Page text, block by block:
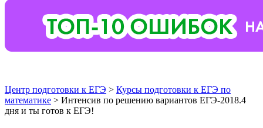
Центр подготовки к ЕГЭ > Курсы подготовки к ЕГЭ по
математике > Интенсив по решению вариантов ЕГЭ-2018.4
дня и ты готов к ЕГЭ!